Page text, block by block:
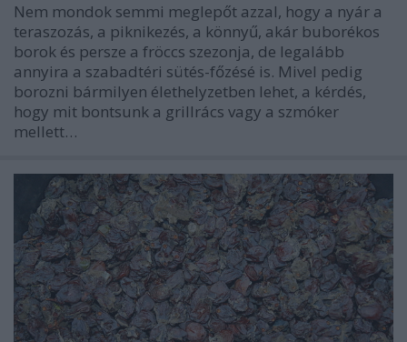
Nem mondok semmi meglepőt azzal, hogy a nyár a
teraszozás, a piknikezés, a könnyű, akár buborékos
borok és persze a fröccs szezonja, de legalább
annyira a szabadtéri sütés-főzésé is. Mivel pedig
borozni bármilyen élethelyzetben lehet, a kérdés,
hogy mit bontsunk a grillrács vagy a szmóker
mellett…